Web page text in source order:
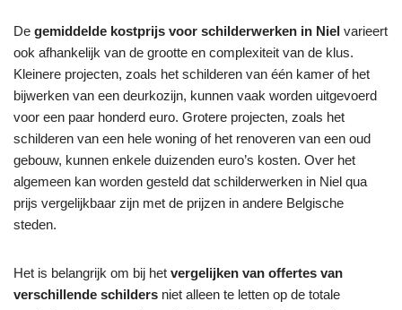
De gemiddelde kostprijs voor schilderwerken in Niel varieert
ook afhankelijk van de grootte en complexiteit van de klus.
Kleinere projecten, zoals het schilderen van één kamer of het
bijwerken van een deurkozijn, kunnen vaak worden uitgevoerd
voor een paar honderd euro. Grotere projecten, zoals het
schilderen van een hele woning of het renoveren van een oud
gebouw, kunnen enkele duizenden euro’s kosten. Over het
algemeen kan worden gesteld dat schilderwerken in Niel qua
prijs vergelijkbaar zijn met de prijzen in andere Belgische
steden.
Het is belangrijk om bij het vergelijken van offertes van
verschillende schilders niet alleen te letten op de totale